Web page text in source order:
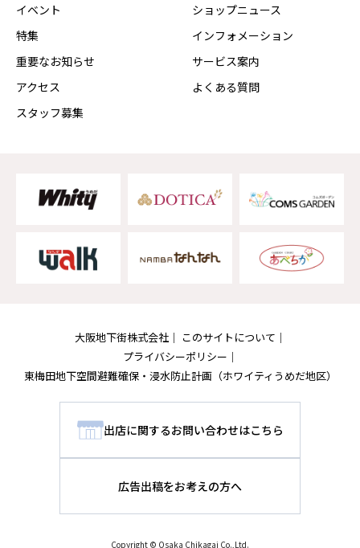
イベント
特集
重要なお知らせ
アクセス
スタッフ募集
ショップニュース
インフォメーション
サービス案内
よくある質問
大阪地下街株式会社
このサイトについて
プライバシーポリシー
東梅田地下空間避難確保・浸水防止計画（ホワイティうめだ地区）
出店に関するお問い合わせはこちら
広告出稿をお考えの方へ
Copyright © Osaka Chikagai Co.,Ltd.